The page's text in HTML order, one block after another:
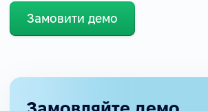
Замовити демо